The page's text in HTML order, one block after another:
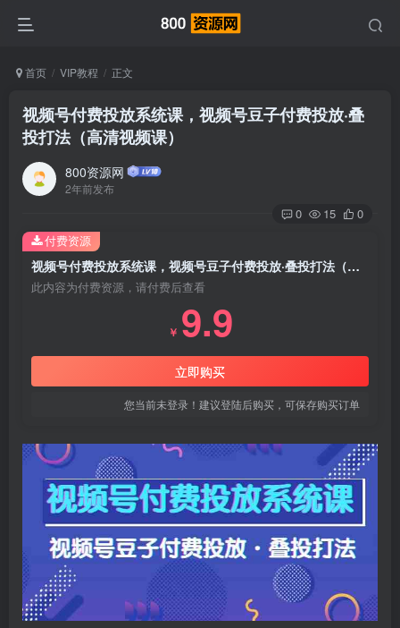
首页 VIP教程 正文
视频号付费投放系统课，视频号豆子付费投放·叠
投打法（高清视频课）
800资源网
2年前发布
0 15 0
视频号付费投放系统课，视频号豆子付费投放·叠投打法（高清视频课）
此内容为付费资源，请付费后查看
￥ 9.9
立即购买
您当前未登录！建议登陆后购买，可保存购买订单
付费资源